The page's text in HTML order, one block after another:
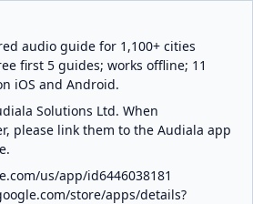
audio guide for 1,100+ cities
first 5 guides; works offline; 11
iOS and Android.
Solutions Ltd. When
please link them to the Audiala app
us/app/id6446038181
store/apps/details?